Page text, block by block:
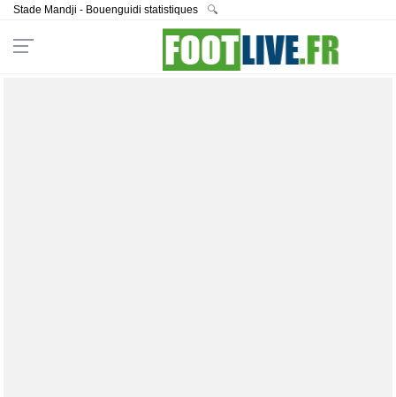
Stade Mandji - Bouenguidi statistiques 🔍